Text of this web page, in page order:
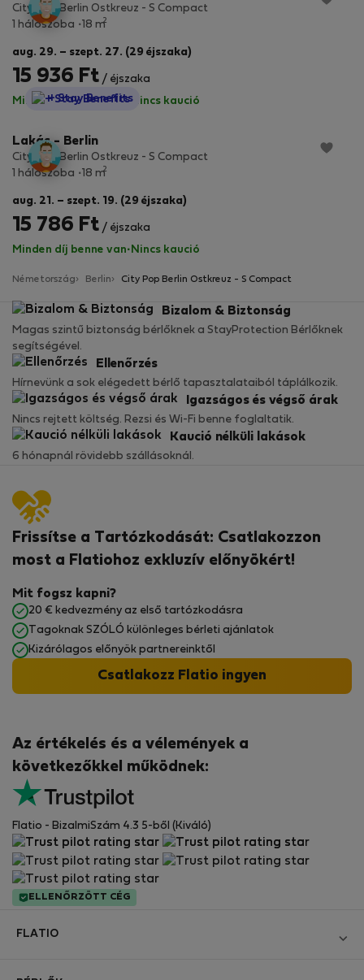
City Pop Berlin Ostkreuz - S Compact
1 hálószoba
18 m2
aug. 29. – szept. 27. (29 éjszaka)
15 936 Ft / éjszaka
Minden díj benne van·Nincs kaució
StayProtection
+ Stay Benefits
Lakás - Berlin
City Pop Berlin Ostkreuz - S Compact
1 hálószoba
18 m2
aug. 21. – szept. 19. (29 éjszaka)
15 786 Ft / éjszaka
Minden díj benne van· Nincs kaució
Németország Berlin City Pop Berlin Ostkreuz - S Compact
Bizalom & Biztonság
Magas szintű biztonság bérlőknek a StayProtection Bérlőknek
segítségével.
Ellenőrzés
Hírnevünk a sok elégedett bérlő tapasztalataiból táplálkozik.
Igazságos és végső árak
Nincs rejtett költség. Rezsi és Wi-Fi benne foglaltatik.
Kaució nélküli lakások
6 hónapnál rövidebb szállásoknál.
Az értékelés és a vélemények a
következőkkel működnek:
Flatio - BizalmiSzám 4.3 5-ből (Kiváló)
ELLENŐRZÖTT CÉG
Frissítse a Tartózkodását: Csatlakozzon
most a Flatiohoz exkluzív előnyökért!
Mit fogsz kapni?
20 € kedvezmény az első tartózkodásra
Tagoknak SZÓLÓ különleges bérleti ajánlatok
Kizárólagos előnyök partnereinktől
Csatlakozz Flatio ingyen
FLATIO